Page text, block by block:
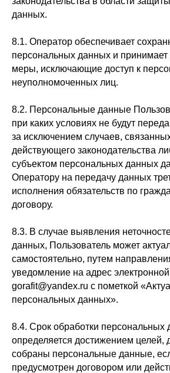
данных.
8.1. Оператор обеспечивает
персональных данных и
меры, исключающие доступ к
неуполномоченных лиц.
8.2. Персональные данные
при каких условиях не будут
за исключением случаев,
действующего законодательства
субъектом персональных данных
Оператору на передачу данных
исполнения обязательств по
договору.
8.3. В случае выявления
данных, Пользователь может
самостоятельно, путем
уведомление на адрес
gorafit@yandex.ru с пометкой
персональных данных».
8.4. Срок обработки персональных
определяется достижением целей,
собраны персональные данные,
предусмотрен договором или